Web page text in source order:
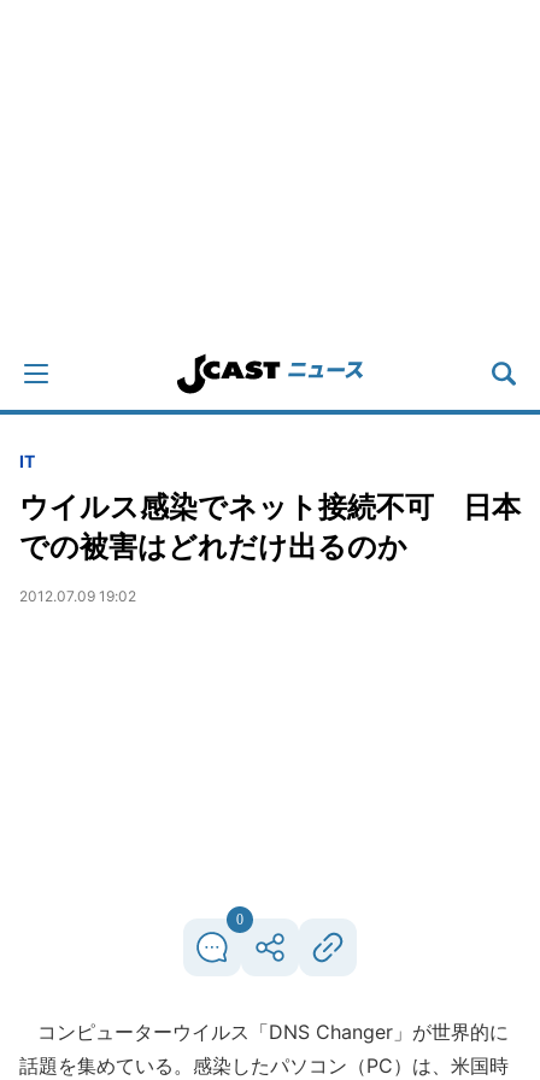
IT
ウイルス感染でネット接続不可 日本
での被害はどれだけ出るのか
2012.07.09 19:02
0
コンピューターウイルス「DNS Changer」が世界的に
話題を集めている。感染したパソコン（PC）は、米国時